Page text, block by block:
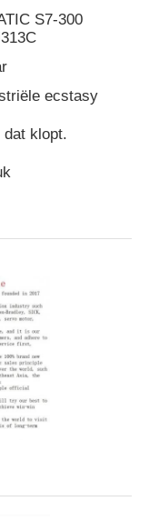
S7-300
ecstasy
dat klopt.